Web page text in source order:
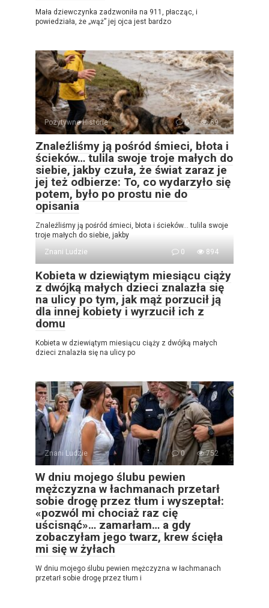
Mała dziewczynka zadzwoniła na 911, płacząc, i
powiedziała, że „wąż” jej ojca jest bardzo
Pozytywne Historie 0 69
Znaleźliśmy ją pośród śmieci, błota i
ścieków… tulila swoje troje małych do
siebie, jakby czuła, że świat zaraz je
jej też odbierze: To, co wydarzyło się
potem, było po prostu nie do
opisania
Znaleźliśmy ją pośród śmieci, błota i ścieków… tulila swoje
troje małych do siebie, jakby
Znani Ludzie
0 894
Kobieta w dziewiątym miesiącu ciąży
z dwójką małych dzieci znalazła się
na ulicy po tym, jak mąż porzucił ją
dla innej kobiety i wyrzucił ich z
domu
Kobieta w dziewiątym miesiącu ciąży z dwójką małych
dzieci znalazła się na ulicy po
Znani Ludzie 0 752
W dniu mojego ślubu pewien
mężczyzna w łachmanach przetarł
sobie drogę przez tłum i wyszeptał:
«pozwól mi chociaż raz cię
uścisnąć»… zamarłam… a gdy
zobaczyłam jego twarz, krew ścięła
mi się w żyłach
W dniu mojego ślubu pewien mężczyzna w łachmanach
przetarł sobie drogę przez tłum i